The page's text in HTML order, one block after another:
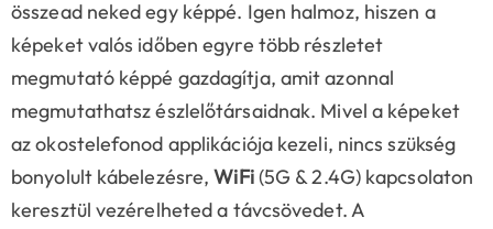
összead neked egy képpé. Igen halmoz, hiszen a
képeket valós időben egyre több részletet
megmutató képpé gazdagítja, amit azonnal
megmutathatsz észlelőtársaidnak. Mivel a képeket
az okostelefonod applikációja kezeli, nincs szükség
bonyolult kábelezésre,WiFi(5G & 2.4G) kapcsolaton
keresztül vezérelheted a távcsövedet. A